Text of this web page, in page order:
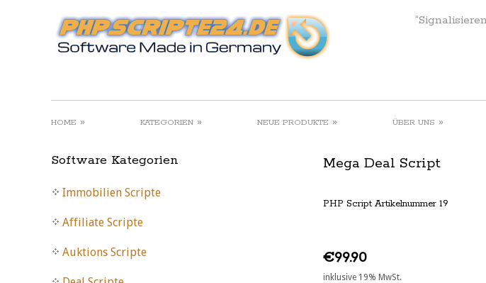
HOME » KATEGORIEN » NEUE PRODUKTE » ÜBER UNS »
Mega Deal Script
PHP Script Artikelnummer 19
€99.90
inklusive 19% MwSt.
Software Kategorien
Immobilien Scripte
Affiliate Scripte
Auktions Scripte